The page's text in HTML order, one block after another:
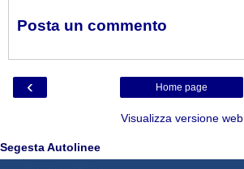
Posta un commento
‹ Home page
Visualizza versione web
Segesta Autolinee